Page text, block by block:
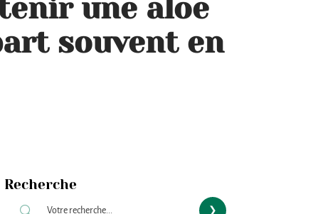
une aloe
souvent en
Recherche